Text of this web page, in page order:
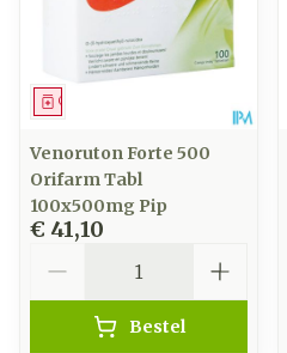
Geneesmiddel
Venoruton Forte 500
Orifarm Tabl
100x500mg Pip
€ 41,10
Bestel